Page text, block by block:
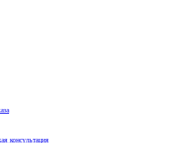
консультация